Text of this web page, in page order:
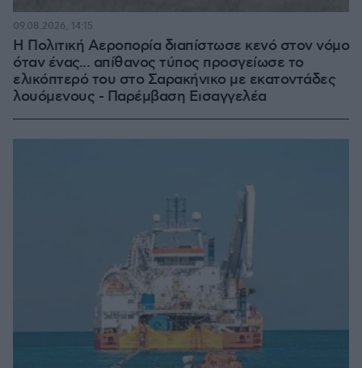
Η Πολιτική Αεροπορία διαπίστωσε κενό στον νόμο
όταν ένας... απίθανος τύπος προσγείωσε το
ελικόπτερό του στο Σαρακήνικο με εκατοντάδες
λουόμενους - Παρέμβαση Εισαγγελέα
09.08.2026, 14:15